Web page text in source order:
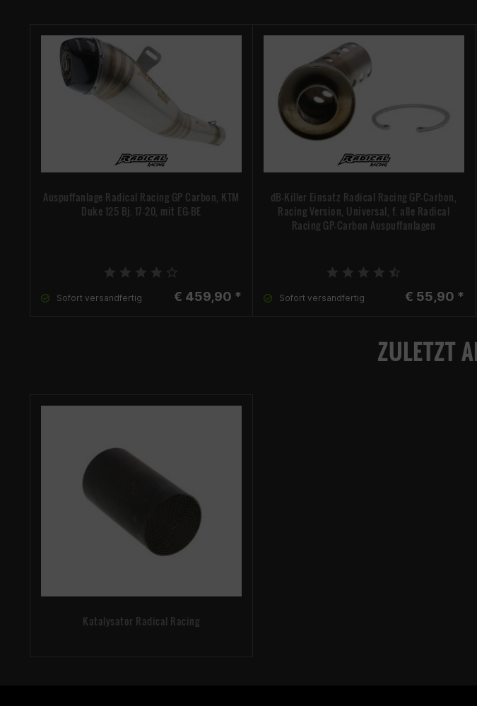
Auspuffanlage Radical Racing GP Carbon, KTM
Duke 125 Bj. 17-20, mit EG-BE
Sofort versandfertig € 459,90 *
dB-Killer Einsatz Radical Racing GP-Carbon,
Racing Version, Universal, f. alle Radical
Racing GP-Carbon Auspuffanlagen
Sofort versandfertig € 55,90 *
ZULETZT
Katalysator Radical Racing